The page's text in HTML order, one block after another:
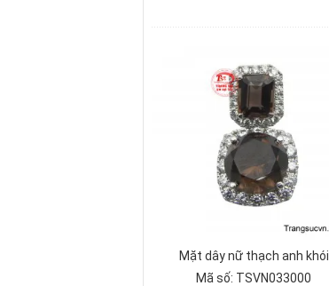
Mặt dây nữ thạch anh khói
Mã số: TSVN033000